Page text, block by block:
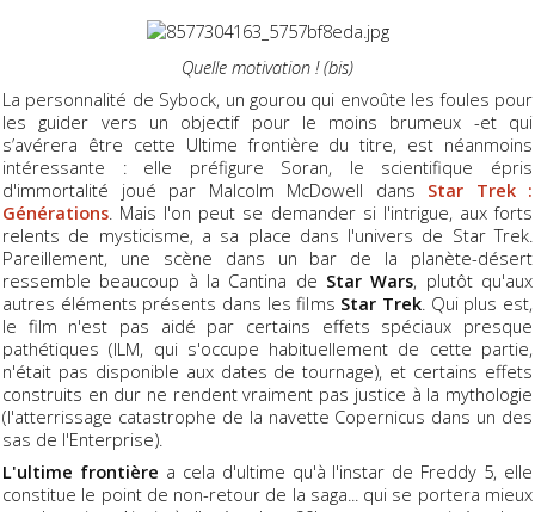
Quelle motivation ! (bis)
La personnalité de Sybock, un gourou qui envoûte les foules pour
les guider vers un objectif pour le moins brumeux -et qui
s’avérera être cette Ultime frontière du titre, est néanmoins
intéressante : elle préfigure Soran, le scientifique épris
d'immortalité joué par Malcolm McDowell dans Star Trek :
Générations . Mais l'on peut se demander si l'intrigue, aux forts
relents de mysticisme, a sa place dans l'univers de Star Trek.
Pareillement, une scène dans un bar de la planète-désert
ressemble beaucoup à la Cantina de Star Wars, plutôt qu'aux
autres éléments présents dans les films Star Trek. Qui plus est,
le film n'est pas aidé par certains effets spéciaux presque
pathétiques (ILM, qui s'occupe habituellement de cette partie,
n'était pas disponible aux dates de tournage), et certains effets
construits en dur ne rendent vraiment pas justice à la mythologie
(l'atterrissage catastrophe de la navette Copernicus dans un des
sas de l'Enterprise).
L'ultime frontière a cela d'ultime qu'à l'instar de Freddy 5, elle
constitue le point de non-retour de la saga... qui se portera mieux